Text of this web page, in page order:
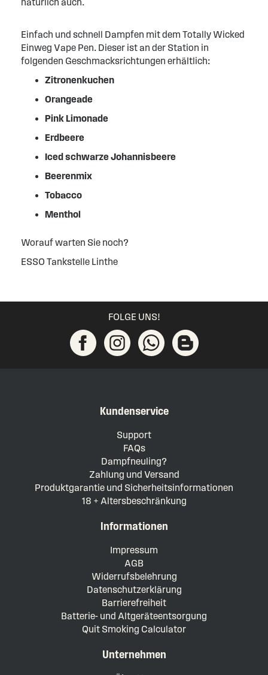
natürlich auch.
Einfach und schnell Dampfen mit dem Totally Wicked
Einweg Vape Pen. Dieser ist an der Station in
folgenden Geschmacksrichtungen erhältlich:
Zitronenkuchen
Orangeade
Pink Limonade
Erdbeere
Iced schwarze Johannisbeere
Beerenmix
Tobacco
Menthol
Worauf warten Sie noch?
ESSO Tankstelle Linthe
FOLGE UNS!
Kundenservice
Support
FAQs
Dampfneuling?
Zahlung und Versand
Produktgarantie und Sicherheitsinformationen
18 + Altersbeschränkung
Informationen
Impressum
AGB
Widerrufsbelehrung
Datenschutzerklärung
Barrierefreiheit
Batterie- und Altgeräteentsorgung
Quit Smoking Calculator
Unternehmen